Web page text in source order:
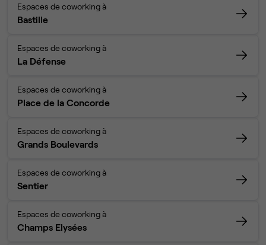
Espaces de coworking à
Bastille
Espaces de coworking à
La Défense
Espaces de coworking à
Place de la Concorde
Espaces de coworking à
Grands Boulevards
Espaces de coworking à
Sentier
Espaces de coworking à
Champs Elysées